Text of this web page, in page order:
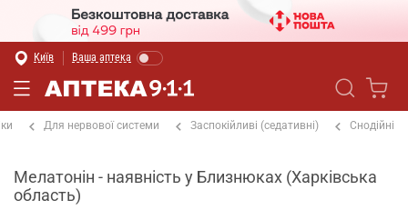
Київ Ваша аптека
Для нервової системи Заспокійливі (седативні) Снодійні
Мелатонін - наявність у Близнюках (Харківська
область)